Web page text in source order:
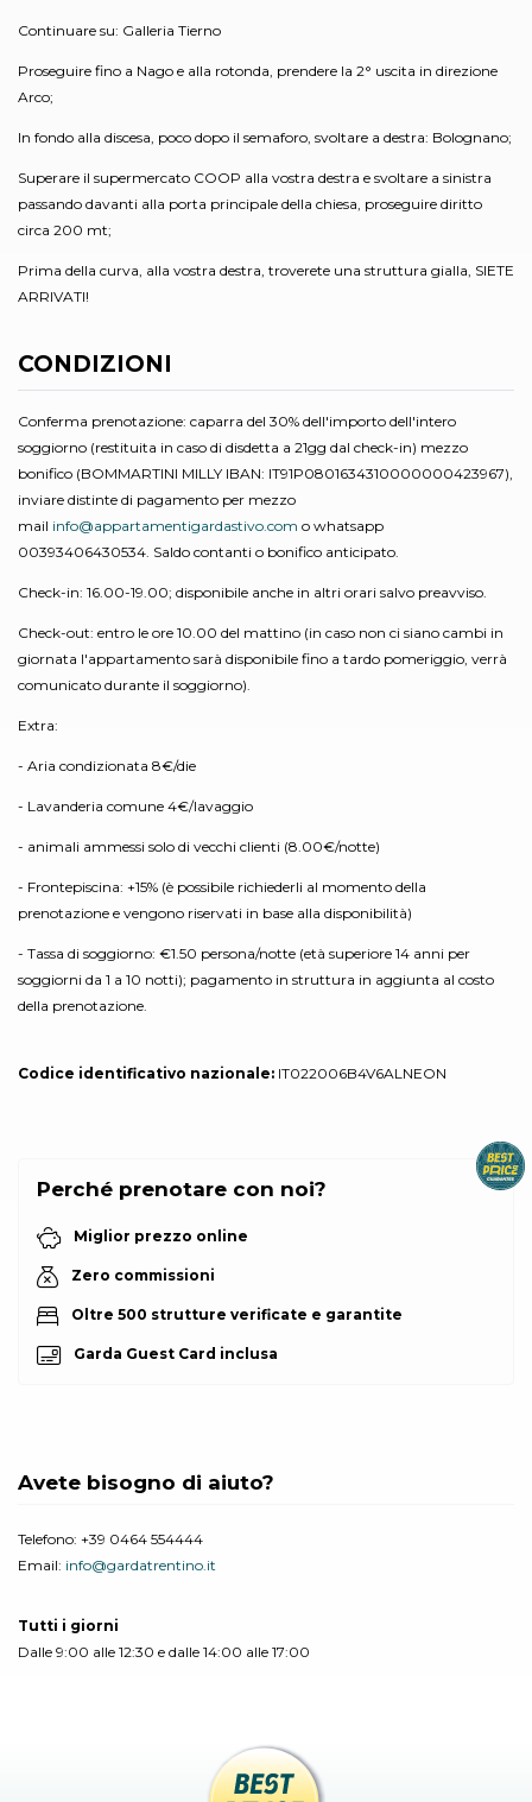
Continuare su: Galleria Tierno
Proseguire fino a Nago e alla rotonda, prendere la 2° uscita in direzione
Arco;
In fondo alla discesa, poco dopo il semaforo, svoltare a destra: Bolognano;
Superare il supermercato COOP alla vostra destra e svoltare a sinistra
passando davanti alla porta principale della chiesa, proseguire diritto
circa 200 mt;
Prima della curva, alla vostra destra, troverete una struttura gialla, SIETE
ARRIVATI!
CONDIZIONI
Conferma prenotazione: caparra del 30% dell'importo dell'intero
soggiorno (restituita in caso di disdetta a 21gg dal check-in) mezzo
bonifico (BOMMARTINI MILLY IBAN: IT91P0801634310000000423967),
inviare distinte di pagamento per mezzo
mail info@appartamentigardastivo.com o whatsapp
00393406430534. Saldo contanti o bonifico anticipato.
Check-in: 16.00-19.00; disponibile anche in altri orari salvo preavviso.
Check-out: entro le ore 10.00 del mattino (in caso non ci siano cambi in
giornata l'appartamento sarà disponibile fino a tardo pomeriggio, verrà
comunicato durante il soggiorno).
Extra:
- Aria condizionata 8€/die
- Lavanderia comune 4€/lavaggio
- animali ammessi solo di vecchi clienti (8.00€/notte)
- Frontepiscina: +15% (è possibile richiederli al momento della
prenotazione e vengono riservati in base alla disponibilità)
- Tassa di soggiorno: €1.50 persona/notte (età superiore 14 anni per
soggiorni da 1 a 10 notti); pagamento in struttura in aggiunta al costo
della prenotazione.
Codice identificativo nazionale: IT022006B4V6ALNEON
Perché prenotare con noi?
Miglior prezzo online
Zero commissioni
Oltre 500 strutture verificate e garantite
Garda Guest Card inclusa
Avete bisogno di aiuto?
Telefono: +39 0464 554444
Email: info@gardatrentino.it
Tutti i giorni
Dalle 9:00 alle 12:30 e dalle 14:00 alle 17:00